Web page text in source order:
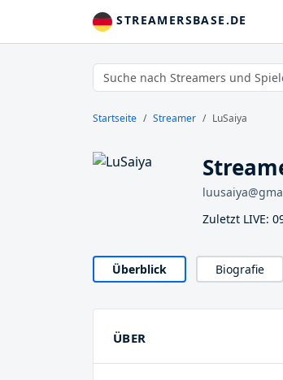
STREAMERSBASE.DE
Startseite Streamer LuSaiya
Zuletzt LIVE:
Überblick Biografie
ÜBER